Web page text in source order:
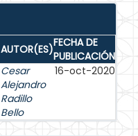
AUTOR(ES)FECHA DE
PUBLICACIÓN
Cesar
Alejandro
Radillo
Bello
16-oct-2020